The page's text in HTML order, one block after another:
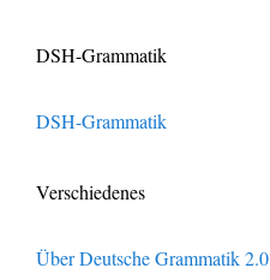
DSH-Grammatik
DSH-Grammatik
Verschiedenes
Über Deutsche Grammatik 2.0